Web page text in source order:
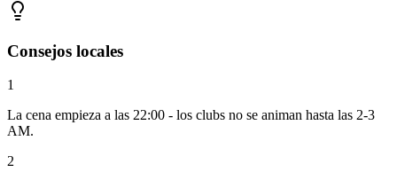
Consejos locales
1
La cena empieza a las 22:00 - los clubs no se animan hasta las 2-3
AM.
2